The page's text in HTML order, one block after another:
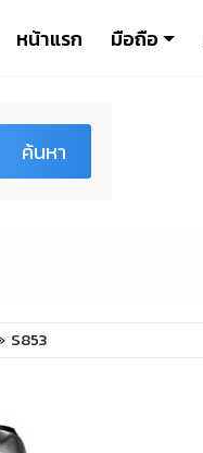
หน้าแรก มือถือ
ค้นหา
S853